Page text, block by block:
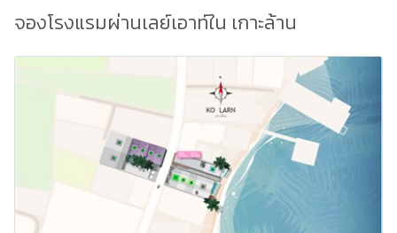
จองโรงแรมผ่านเลย์เอาท์ใน เกาะล้าน